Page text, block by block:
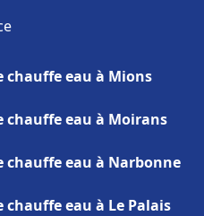
eau à Mions
eau à Moirans
eau à Narbonne
eau à Le Palais